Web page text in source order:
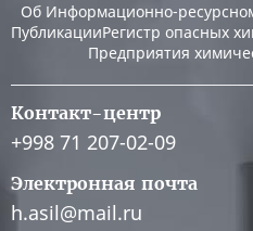
Об Информационно-
ПубликацииРегистр опасных
Предприятия
Контакт-центр
+998 71 207-02-09
Электронная почта
h.asil@mail.ru